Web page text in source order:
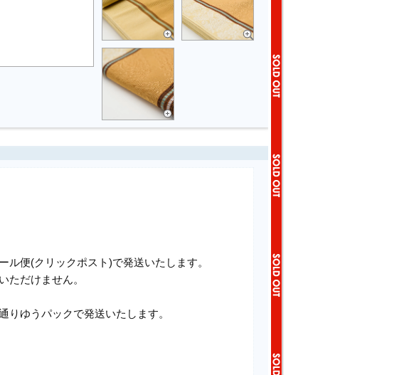
ル便(クリックポスト)で発送いたします。
ただけません。
りゆうパックで発送いたします。